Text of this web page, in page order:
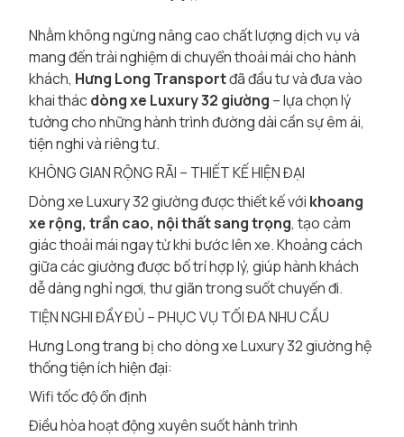
Nhằm không ngừng nâng cao chất lượng dịch vụ và
mang đến trải nghiệm di chuyển thoải mái cho hành
khách, Hưng Long Transportđã đầu tư và đưa vào
khai thácdòng xe Luxury 32 giường – lựa chọn lý
tưởng cho những hành trình đường dài cần sự êm ái,
tiện nghi và riêng tư.
KHÔNG GIAN RỘNG RÃI – THIẾT KẾ HIỆN ĐẠI
Dòng xe Luxury 32 giường được thiết kế với khoang
xe rộng, trần cao, nội thất sang trọng, tạo cảm
giác thoải mái ngay từ khi bước lên xe. Khoảng cách
giữa các giường được bố trí hợp lý, giúp hành khách
dễ dàng nghỉ ngơi, thư giãn trong suốt chuyến đi.
TIỆN NGHI ĐẦY ĐỦ – PHỤC VỤ TỐI ĐA NHU CẦU
Hưng Long trang bị cho dòng xe Luxury 32 giường hệ
thống tiện ích hiện đại:
Wifi tốc độ ổn định
Điều hòa hoạt động xuyên suốt hành trình